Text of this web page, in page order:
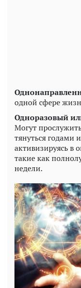
одной сфере
Одноразовый
Могут
тянуться годами
активизируясь в
такие как
недели.